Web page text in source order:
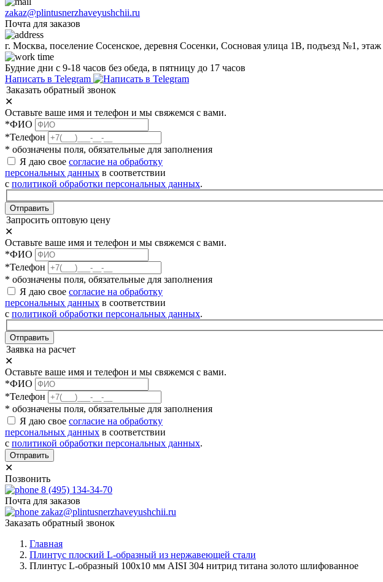
zakaz@plintusnerzhaveyushchii.ru
Почта для заказов
г. Москва, поселение Сосенское, деревня Сосенки, Сосновая улица 1В, подъезд №1,
Будние дни с 9-18 часов без обеда, в пятницу до 17 часов
Написать в Telegram
Заказать обратный звонок
✕
Оставьте ваше имя и телефон и мы свяжемся с вами.
*ФИО
*Телефон
* обозначены поля, обязательные для заполнения
Я даю свое согласие на обработку
персональных данных в соответствии
с политикой обработки персональных данных.
Отправить
Запросить оптовую цену
✕
Оставьте ваше имя и телефон и мы свяжемся с вами.
*ФИО
*Телефон
* обозначены поля, обязательные для заполнения
Я даю свое согласие на обработку
персональных данных в соответствии
с политикой обработки персональных данных.
Отправить
Заявка на расчет
✕
Оставьте ваше имя и телефон и мы свяжемся с вами.
*ФИО
*Телефон
* обозначены поля, обязательные для заполнения
Я даю свое согласие на обработку
персональных данных в соответствии
с политикой обработки персональных данных.
Отправить
✕
Позвонить
8 (495) 134-34-70
Почта для заказов
zakaz@plintusnerzhaveyushchii.ru
Заказать обратный звонок
Главная
Плинтус плоский L-образный из нержавеющей стали
Плинтус L-образный 100х10 мм AISI 304 нитрид титана золото шлифованное